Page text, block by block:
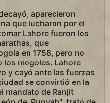
aparecieron
que lucharon por el
Lahore fueron los
que
en 1758, pero no
los mogoles. Lahore
y cayó ante las fuerzas
se convirtió en la
mandato de Ranjit